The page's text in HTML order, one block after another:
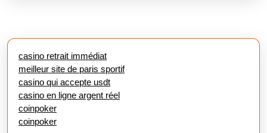
casino retrait immédiat
meilleur site de paris sportif
casino qui accepte usdt
casino en ligne argent réel
coinpoker
coinpoker